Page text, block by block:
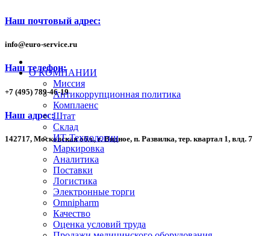
Наш почтовый адрес:
info@euro-service.ru
Наш телефон:
+7 (495) 789-46-19
Наш адрес:
142717, Московская обл., г. Видное, п. Развилка, тер. квартал 1, влд. 7
О КОМПАНИИ
Миссия
Антикоррупционная политика
Комплаенс
Штат
Склад
ИТ-Технологии
Маркировка
Аналитика
Поставки
Логистика
Электронные торги
Omnipharm
Качество
Оценка условий труда